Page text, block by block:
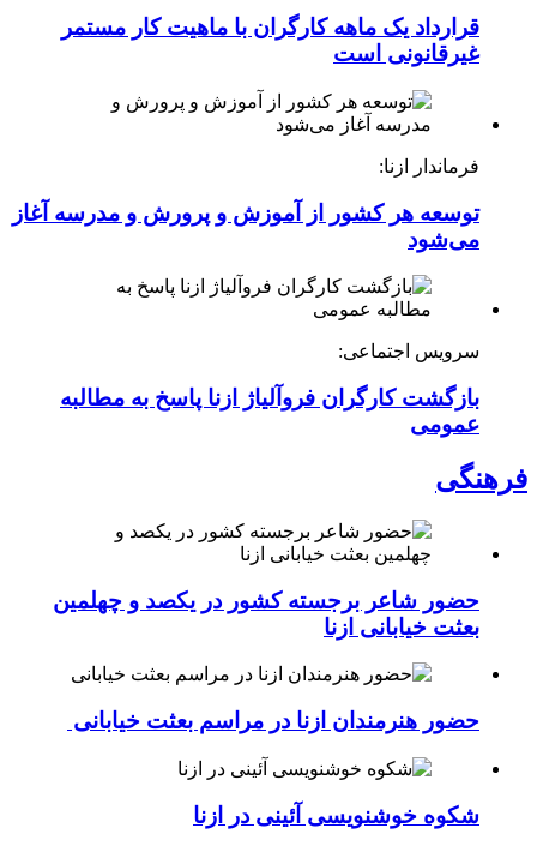
قرارداد یک ماهه کارگران با ماهیت کار مستمر
غیرقانونی است
فرماندار ازنا:
توسعه هر کشور از آموزش و پرورش و مدرسه آغاز
می‌شود
سرویس اجتماعی:
بازگشت کارگران فروآلیاژ ازنا پاسخ به مطالبه
عمومی
فرهنگی
حضور شاعر برجسته کشور در یکصد و چهلمین
بعثت خیابانی ازنا
حضور هنرمندان ازنا در مراسم بعثت خیابانی
شکوه خوشنویسی آئینی در ازنا